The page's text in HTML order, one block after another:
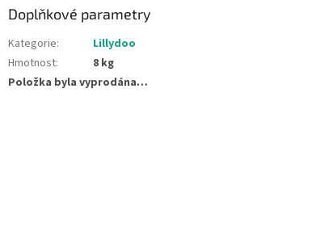
Doplňkové parametry
Kategorie:
Lillydoo
Hmotnost:
8 kg
Položka byla vyprodána…